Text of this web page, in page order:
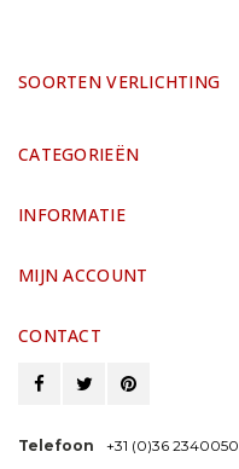
SOORTEN VERLICHTING
CATEGORIEËN
INFORMATIE
MIJN ACCOUNT
CONTACT
Telefoon +31 (0)36 2340050